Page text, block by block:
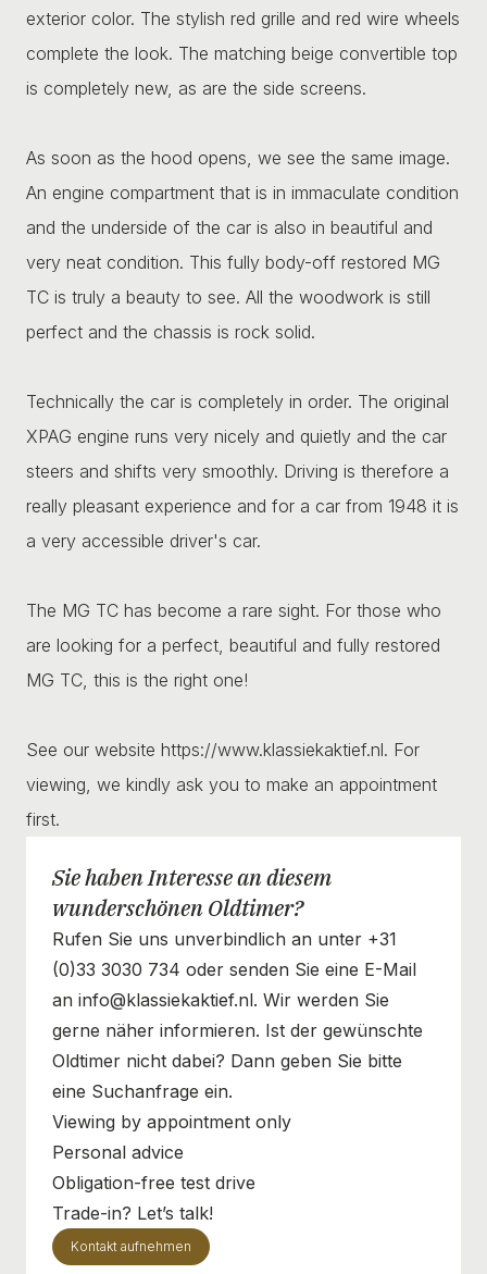
exterior color. The stylish red grille and red wire wheels
complete the look. The matching beige convertible top
is completely new, as are the side screens.
As soon as the hood opens, we see the same image.
An engine compartment that is in immaculate condition
and the underside of the car is also in beautiful and
very neat condition. This fully body-off restored MG
TC is truly a beauty to see. All the woodwork is still
perfect and the chassis is rock solid.
Technically the car is completely in order. The original
XPAG engine runs very nicely and quietly and the car
steers and shifts very smoothly. Driving is therefore a
really pleasant experience and for a car from 1948 it is
a very accessible driver's car.
The MG TC has become a rare sight. For those who
are looking for a perfect, beautiful and fully restored
MG TC, this is the right one!
See our website https://www.klassiekaktief.nl. For
viewing, we kindly ask you to make an appointment
first.
Sie haben Interesse an diesem
wunderschönen Oldtimer?
Rufen Sie uns unverbindlich an unter +31
(0)33 3030 734 oder senden Sie eine E-Mail
an info@klassiekaktief.nl. Wir werden Sie
gerne näher informieren. Ist der gewünschte
Oldtimer nicht dabei? Dann geben Sie bitte
eine Suchanfrage ein.
Viewing by appointment only
Personal advice
Obligation-free test drive
Trade-in? Let’s talk!
Kontakt aufnehmen